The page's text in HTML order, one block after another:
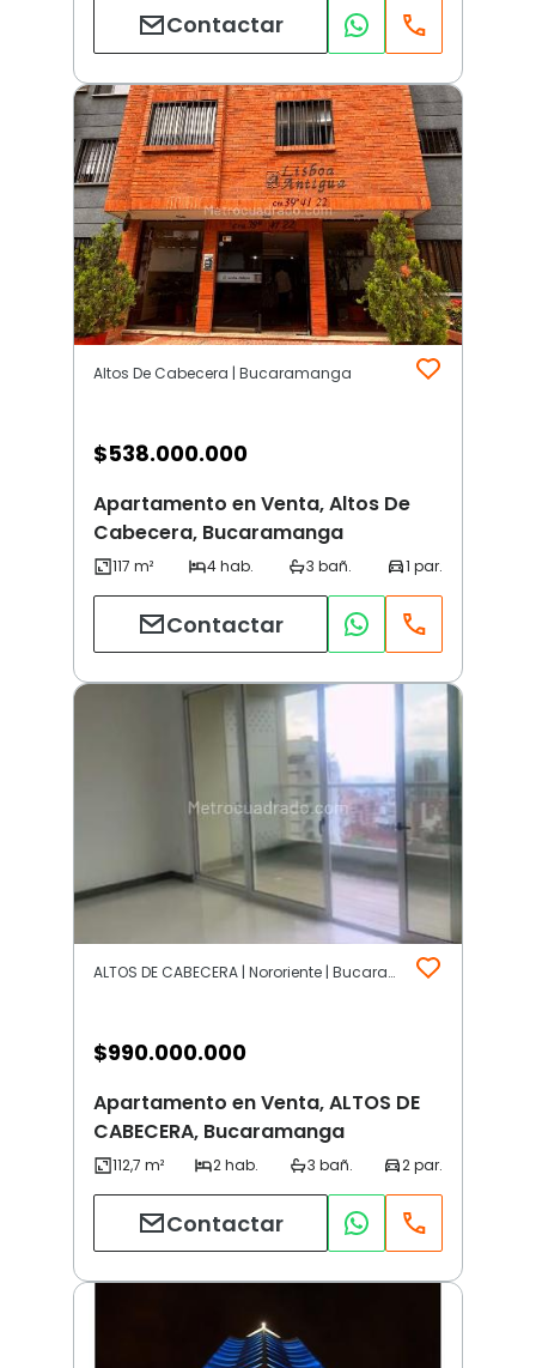
Contactar
Altos De Cabecera | Bucaramanga
$538.000.000
Apartamento en Venta, Altos De
Cabecera, Bucaramanga
Contactar
ALTOS DE CABECERA | Nororiente | Bucaramanga
$990.000.000
Apartamento en Venta, ALTOS DE
CABECERA, Bucaramanga
Contactar